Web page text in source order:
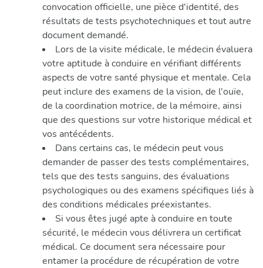
convocation officielle, une pièce d'identité, des
résultats de tests psychotechniques et tout autre
document demandé.
Lors de la visite médicale, le médecin évaluera
votre aptitude à conduire en vérifiant différents
aspects de votre santé physique et mentale. Cela
peut inclure des examens de la vision, de l'ouïe,
de la coordination motrice, de la mémoire, ainsi
que des questions sur votre historique médical et
vos antécédents.
Dans certains cas, le médecin peut vous
demander de passer des tests complémentaires,
tels que des tests sanguins, des évaluations
psychologiques ou des examens spécifiques liés à
des conditions médicales préexistantes.
Si vous êtes jugé apte à conduire en toute
sécurité, le médecin vous délivrera un certificat
médical. Ce document sera nécessaire pour
entamer la procédure de récupération de votre